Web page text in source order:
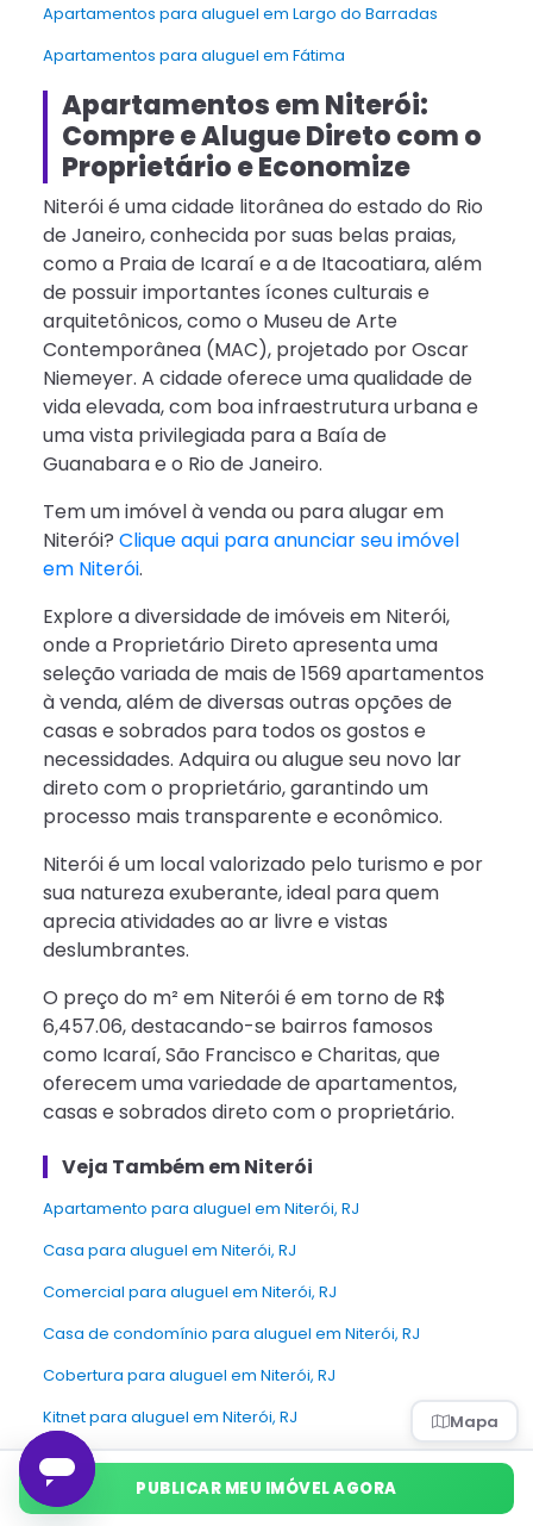
Mapa
Apartamentos para aluguel em Largo do Barradas
Apartamentos para aluguel em Fátima
Apartamentos em Niterói:
Compre e Alugue Direto com o
Proprietário e Economize
Niterói é uma cidade litorânea do estado do Rio
de Janeiro, conhecida por suas belas praias,
como a Praia de Icaraí e a de Itacoatiara, além
de possuir importantes ícones culturais e
arquitetônicos, como o Museu de Arte
Contemporânea (MAC), projetado por Oscar
Niemeyer. A cidade oferece uma qualidade de
vida elevada, com boa infraestrutura urbana e
uma vista privilegiada para a Baía de
Guanabara e o Rio de Janeiro.
Tem um imóvel à venda ou para alugar em
Niterói? Clique aqui para anunciar seu imóvel
em Niterói.
Explore a diversidade de imóveis em Niterói,
onde a Proprietário Direto apresenta uma
seleção variada de mais de 1569 apartamentos
à venda, além de diversas outras opções de
casas e sobrados para todos os gostos e
necessidades. Adquira ou alugue seu novo lar
direto com o proprietário, garantindo um
processo mais transparente e econômico.
Niterói é um local valorizado pelo turismo e por
sua natureza exuberante, ideal para quem
aprecia atividades ao ar livre e vistas
deslumbrantes.
O preço do m² em Niterói é em torno de R$
6,457.06, destacando-se bairros famosos
como Icaraí, São Francisco e Charitas, que
oferecem uma variedade de apartamentos,
casas e sobrados direto com o proprietário.
Veja Também em Niterói
apartamento para aluguel em Niterói, RJ
Casa para aluguel em Niterói, RJ
Comercial para aluguel em Niterói, RJ
Casa de condomínio para aluguel em Niterói, RJ
Cobertura para aluguel em Niterói, RJ
Kitnet para aluguel em Niterói, RJ
Sítio para aluguel em Niterói, RJ
Apartamentos para alugar nas cidades
PUBLICAR MEU IMÓVEL AGORA